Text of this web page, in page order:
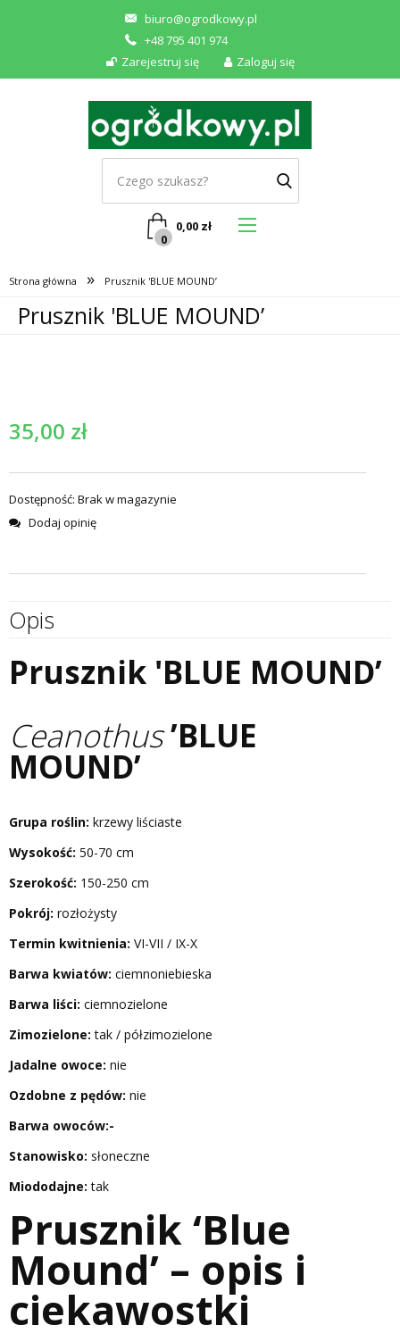
biuro@ogrodkowy.pl
+48 795 401 974
Zarejestruj się
Zaloguj się
0
0,00 zł
Strona główna » Prusznik 'BLUE MOUND’
Prusznik 'BLUE MOUND’
35,00 zł
Dostępność: Brak w magazynie
Dodaj opinię
Opis
Prusznik 'BLUE MOUND’
Ceanothus’BLUE
MOUND’
Grupa roślin: krzewy liściaste
Wysokość: 50-70 cm
Szerokość: 150-250 cm
Pokrój: rozłożysty
Termin kwitnienia: VI-VII / IX-X
Barwa kwiatów: ciemnoniebieska
Barwa liści: ciemnozielone
Zimozielone: tak / półzimozielone
Jadalne owoce: nie
Ozdobne z pędów: nie
Barwa owoców:-
Stanowisko: słoneczne
Miododajne:tak
Prusznik ‘Blue
Mound’ – opis i
ciekawostki